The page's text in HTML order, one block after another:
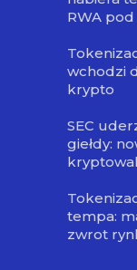
RWA
wchodzi
krypto
SEC
giełdy:
tempa:
zwrot